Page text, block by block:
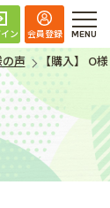
いの専門店 ハ
ン 会員登録
声 【購入】 O様